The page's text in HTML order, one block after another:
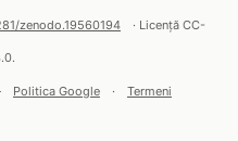
zenodo.19560194 · Licență CC-
Politica Google · Termeni